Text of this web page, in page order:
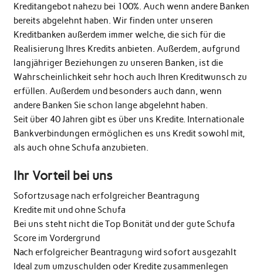
Kreditangebot nahezu bei 100%. Auch wenn andere Banken
bereits abgelehnt haben. Wir finden unter unseren
Kreditbanken außerdem immer welche, die sich für die
Realisierung Ihres Kredits anbieten. Außerdem, aufgrund
langjähriger Beziehungen zu unseren Banken, ist die
Wahrscheinlichkeit sehr hoch auch Ihren Kreditwunsch zu
erfüllen. Außerdem und besonders auch dann, wenn
andere Banken Sie schon lange abgelehnt haben.
Seit über 40 Jahren gibt es über uns Kredite. Internationale
Bankverbindungen ermöglichen es uns Kredit sowohl mit,
als auch ohne Schufa anzubieten.
Ihr Vorteil bei uns
Sofortzusage nach erfolgreicher Beantragung
Kredite mit und ohne Schufa
Bei uns steht nicht die Top Bonität und der gute Schufa
Score im Vordergrund
Nach erfolgreicher Beantragung wird sofort ausgezahlt
Ideal zum umzuschulden oder Kredite zusammenlegen